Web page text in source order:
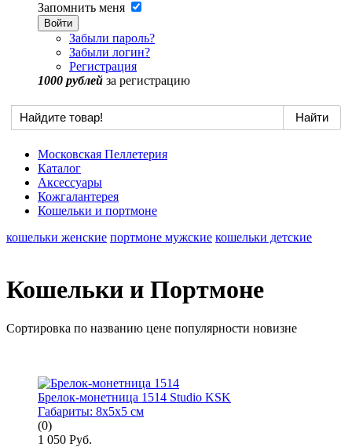
Запомнить меня
Войти
Забыли пароль?
Забыли логин?
Регистрация
1000 рублей за регистрацию
Московская Пеллетерия
Каталог
Аксессуары
Кожгалантерея
Кошельки и портмоне
кошельки женские портмоне мужские кошельки детские
Кошельки и Портмоне
Сортировка по названию цене популярности новизне
Брелок-монетница 1514 Studio KSK
Габариты: 8x5x5 см
(0)
1 050 Руб.